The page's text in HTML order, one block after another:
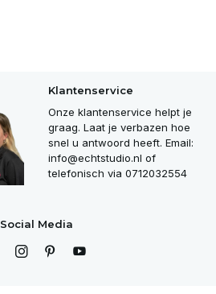
Klantenservice
Onze klantenservice helpt je
graag. Laat je verbazen hoe
snel u antwoord heeft. Email:
info@echtstudio.nl of
telefonisch via 0712032554
Social Media